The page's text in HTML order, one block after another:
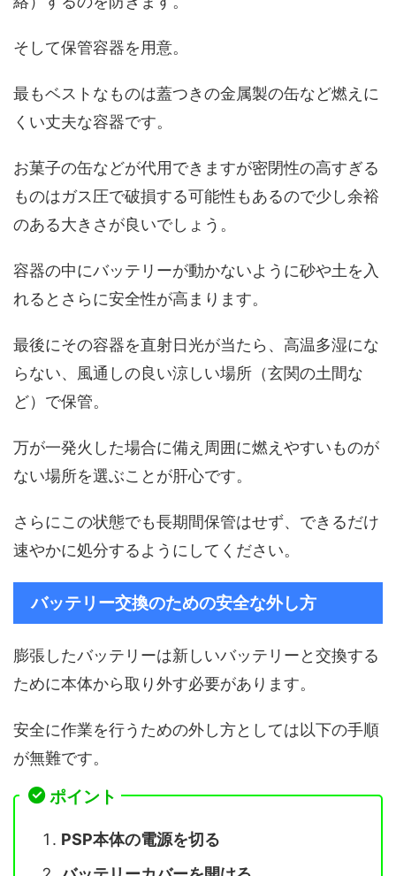
そして保管容器を用意。
最もベストなものは蓋つきの金属製の缶など燃えに
くい丈夫な容器です。
お菓子の缶などが代用できますが密閉性の高すぎる
ものはガス圧で破損する可能性もあるので少し余裕
のある大きさが良いでしょう。
容器の中にバッテリーが動かないように砂や土を入
れるとさらに安全性が高まります。
最後にその容器を直射日光が当たら、高温多湿にな
らない、風通しの良い涼しい場所（玄関の土間な
ど）で保管。
万が一発火した場合に備え周囲に燃えやすいものが
ない場所を選ぶことが肝心です。
さらにこの状態でも長期間保管はせず、できるだけ
速やかに処分するようにしてください。
バッテリー交換のための安全な外し方
膨張したバッテリーは新しいバッテリーと交換する
ために本体から取り外す必要があります。
安全に作業を行うための外し方としては以下の手順
が無難です。
ポイント
PSP本体の電源を切る